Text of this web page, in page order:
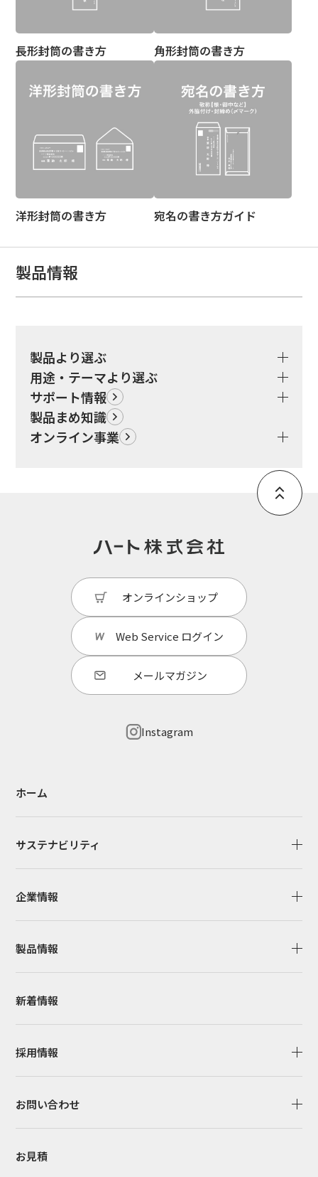
長形封筒の書き方 角形封筒の書き方
洋形封筒の書き方 宛名の書き方ガイド
製品情報
製品より選ぶ
用途・テーマより選ぶ
サポート情報
製品まめ知識
オンライン事業
オンラインショップ
Web Service ログイン
メールマガジン
Instagram
ホーム
サステナビリティ
企業情報
製品情報
新着情報
採用情報
お問い合わせ
お見積